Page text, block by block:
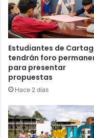
Estudiantes de
tendrán foro
para presentar
propuestas
Hace 2 días